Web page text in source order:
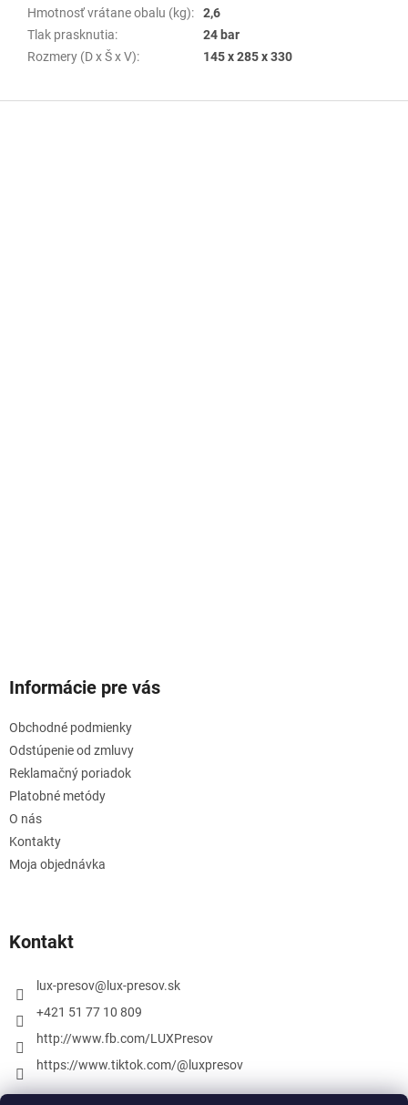
Hmotnosť vrátane obalu (kg):
2,6
Tlak prasknutia:
24 bar
Rozmery (D x Š x V): 145 x 285 x 330
Informácie pre vás
Obchodné podmienky
Odstúpenie od zmluvy
Reklamačný poriadok
Platobné metódy
O nás
Kontakty
Moja objednávka
Kontakt
lux-presov@ lux-presov.sk
+421 51 77 10 809
http://www.fb.com/LUXPresov
https://www.tiktok.com/@luxpresov